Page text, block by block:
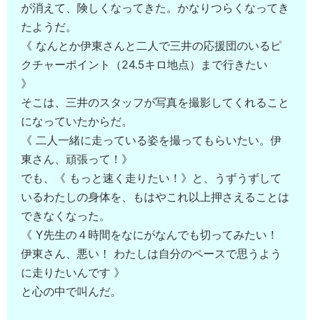
が消えて、険しくなってきた。かなりつらくなってき
たようだ。
《 なんとか伊東さんと二人で三井の応援団のいるピ
クチャーポイント（24.5キロ地点）まで行きたい
》
そこは、三井のスタッフが写真を撮影してくれること
になっていたからだ。
《 二人一緒に走っている姿を撮ってもらいたい。伊
東さん、頑張って！》
でも、《 もっと速く走りたい！》と、うずうずして
いるわたしの身体を、もはやこれ以上押さえることは
できなくなった。
《 Y先生の４時間をなにがなんでも切ってみたい！
伊東さん、悪い！ わたしは自分のペースで思うよう
に走りたいんです 》
と心の中で叫んだ。